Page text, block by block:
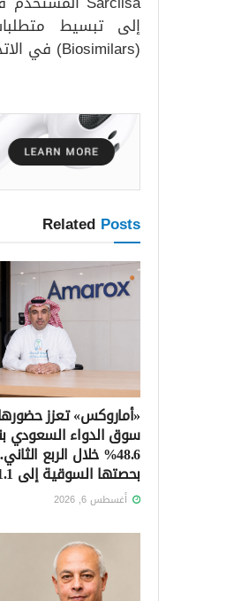
إلى تبسيط متطلبات
(Biosimilars) في الاتحاد الأوروبي، مما يساهم في تسريع وصول هذه البدائل العلاجية للمرضى.
Related Posts
«أماروكس» تعزز
سوق الدواء السعودي
48.6% خلال الربع
بحصتها السوقية إلى 1.1%
أغسطس 6, 2026